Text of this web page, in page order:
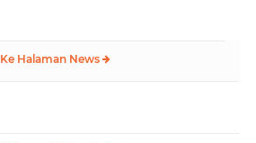
Ke Halaman News